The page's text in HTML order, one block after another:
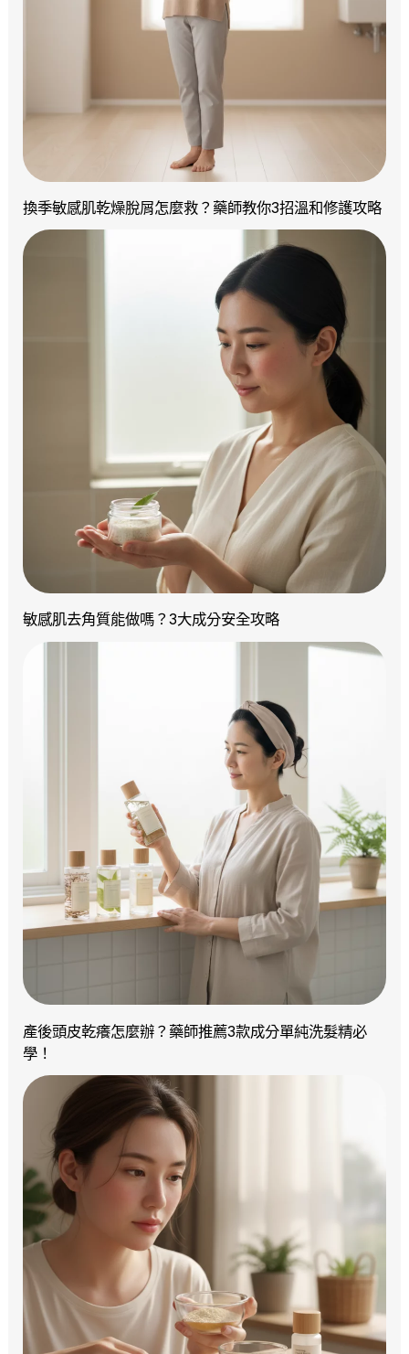
換季敏感肌乾燥脫屑怎麼救？藥師教你3招溫和修護攻略
敏感肌去角質能做嗎？3大成分安全攻略
產後頭皮乾癢怎麼辦？藥師推薦3款成分單純洗髮精必
學！